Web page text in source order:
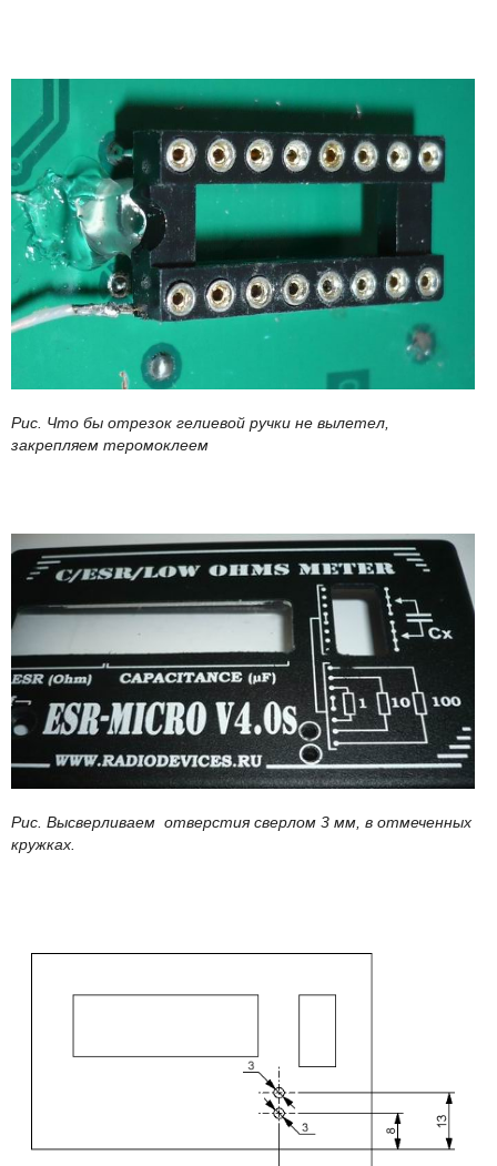
Рис. Что бы отрезок гелиевой ручки не вылетел,
закрепляем теромоклеем
Рис. Высверливаем отверстия сверлом 3 мм, в отмеченных
кружках.